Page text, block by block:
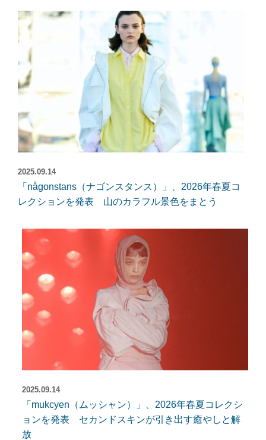
2025.09.14
「någonstans（ナゴンスタンス）」、2026年春夏コ
レクションを発表 山のカラフル景色をまとう
2025.09.14
「mukcyen（ムッシャン）」、2026年春夏コレクシ
ョンを発表 セカンドスキンが引き出す癒やしと解
放